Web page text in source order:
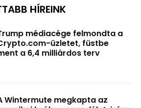
HÍREINK
médiacége felmondta a
üzletet, füstbe
a 6,4 milliárdos terv
Wintermute megkapta az